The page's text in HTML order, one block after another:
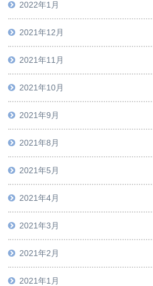
2022年1月
2021年12月
2021年11月
2021年10月
2021年9月
2021年8月
2021年5月
2021年4月
2021年3月
2021年2月
2021年1月